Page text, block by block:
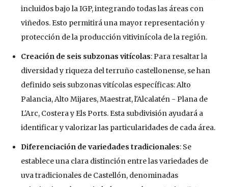
incluidos bajo la IGP, integrando todas las áreas con
viñedos. Esto permitirá una mayor representación y
protección de la producción vitivinícola de la región.
Creación de seis subzonas vitícolas: Para resaltar la
diversidad y riqueza del terruño castellonense, se han
definido seis subzonas vitícolas específicas: Alto
Palancia, Alto Mijares, Maestrat, l'Alcalatén - Plana de
L'Arc, Costera y Els Ports. Esta subdivisión ayudará a
identificar y valorizar las particularidades de cada área.
Diferenciación de variedades tradicionales: Se
establece una clara distinción entre las variedades de
uva tradicionales de Castellón, denominadas